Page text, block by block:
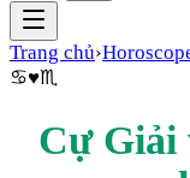
Trang chủ›
♋♥♏
Cự Giải